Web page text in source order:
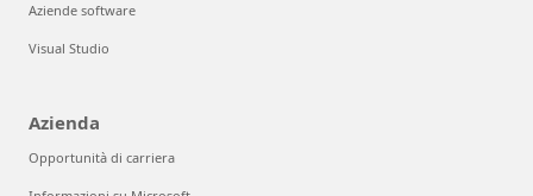
Aziende software
Visual Studio
Azienda
Opportunità di carriera